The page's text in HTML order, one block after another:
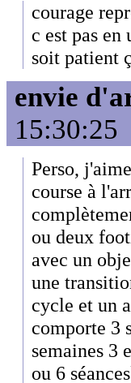
courage
c est pas
soit patient
envie
15:30:25
Perso,
course à
ou deux
avec un
une
cycle et un
comporte 3
semaines 3
ou 6